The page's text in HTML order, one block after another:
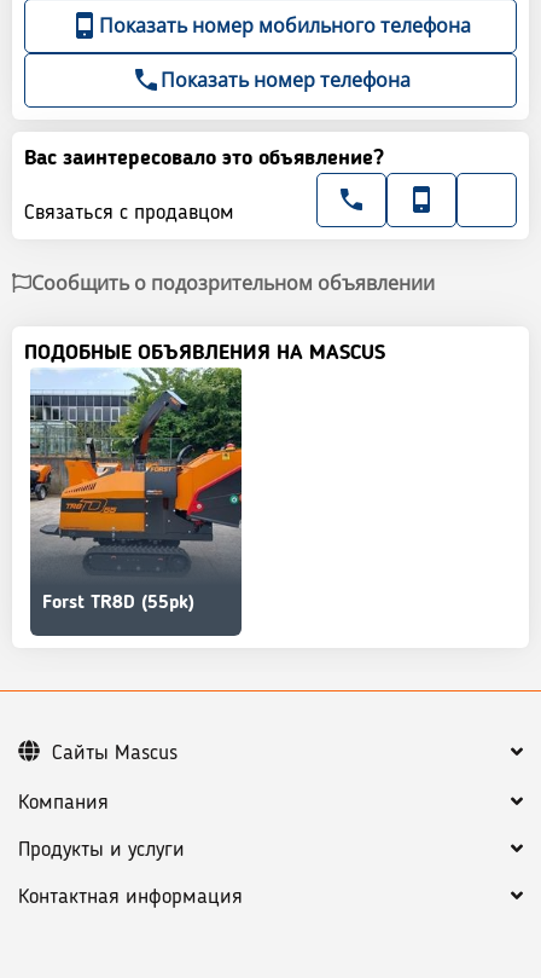
Показать номер мобильного телефона
Показать номер телефона
Вас заинтересовало это объявление?
Связаться с продавцом
Сообщить о подозрительном объявлении
ПОДОБНЫЕ ОБЪЯВЛЕНИЯ НА MASCUS
Forst TR8D (55pk)
Компания
Продукты и услуги
Контактная информация
Сайты Mascus